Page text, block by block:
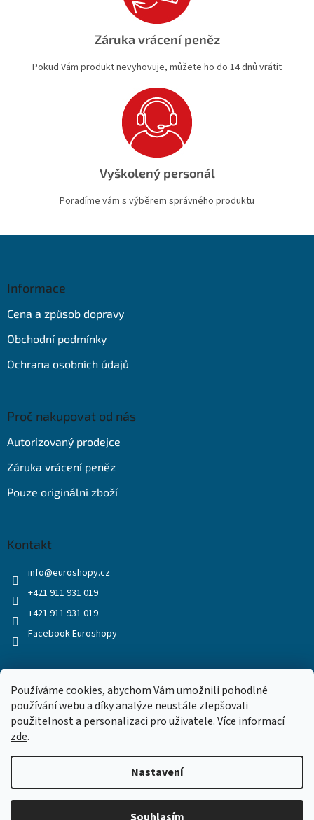
Používáme cookies, abychom Vám umožnili pohodlné
používání webu a díky analýze neustále zlepšovali
použitelnost a personalizaci pro uživatele. Více informací
zde.
Nastavení
Záruka vrácení peněz
Pokud Vám produkt nevyhovuje, můžete ho do 14 dnů vrátit
Vyškolený personál
Poradíme vám s výběrem správného produktu
Informace
Cena a způsob dopravy
Obchodní podmínky
Ochrana osobních údajů
Proč nakupovat od nás
Autorizovaný prodejce
Záruka vrácení peněz
Pouze originální zboží
Kontakt
info@euroshopy.cz
+421 911 931 019
+421 911 931 019
Facebook Euroshopy
Vytvořil Shoptet